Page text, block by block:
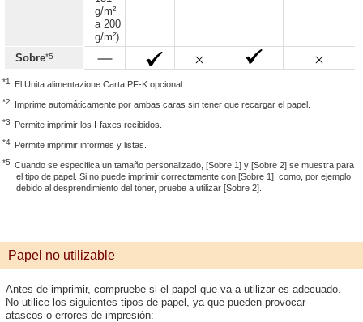
g/m²
a 200
g/m²)
Sobre*5
*1 El Unita alimentazione Carta PF-K opcional
*2 Imprime automáticamente por ambas caras sin tener que recargar el papel.
*3 Permite imprimir los I-faxes recibidos.
*4 Permite imprimir informes y listas.
*5 Cuando se especifica un tamaño personalizado, [Sobre 1] y [Sobre 2] se muestra para
el tipo de papel. Si no puede imprimir correctamente con [Sobre 1], como, por ejemplo,
debido al desprendimiento del tóner, pruebe a utilizar [Sobre 2].
Papel no utilizable
Antes de imprimir, compruebe si el papel que va a utilizar es adecuado.
No utilice los siguientes tipos de papel, ya que pueden provocar
atascos o errores de impresión: